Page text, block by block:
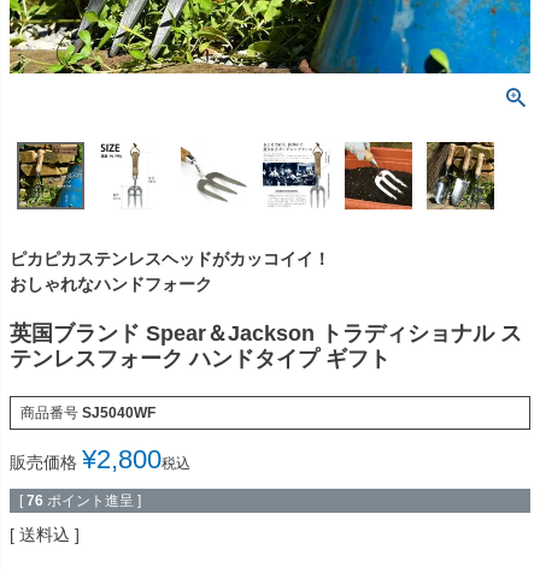
ピカピカステンレスヘッドがカッコイイ！
おしゃれなハンドフォーク
英国ブランド Spear＆Jackson トラディショナル ス
テンレスフォーク ハンドタイプ ギフト
商品番号 SJ5040WF
販売価格 ¥2,800税込
[ 76 ポイント進呈 ]
送料込